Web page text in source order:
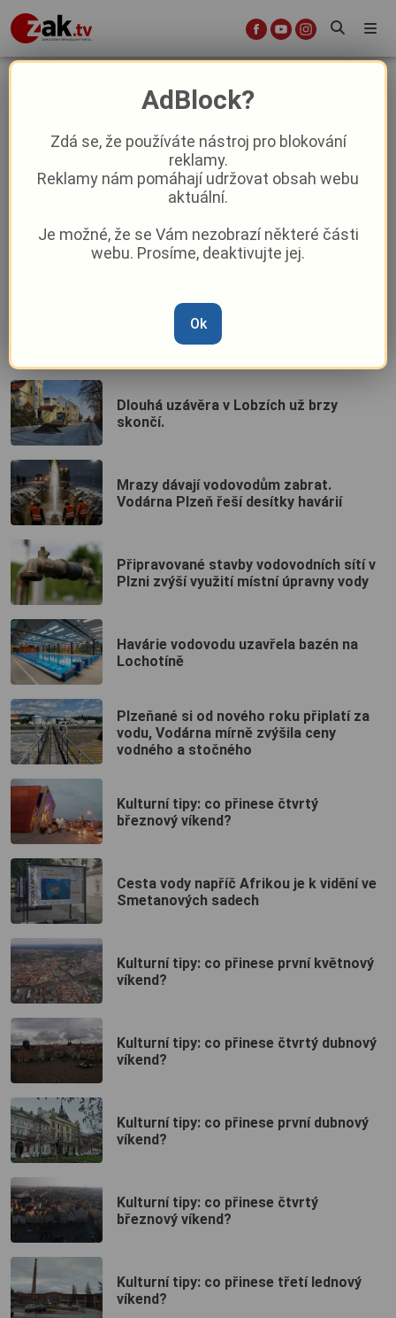
Vodárna Plzeň
Omezte zalévání, žádá Vodárna Plzeň.
Kvůli suchu a horku hrozí pokles tlaku
vody
Řidiči i MHD se vrací na Rolnické
náměstí. Stavbu komplikoval pramen
Rybaření s hvězdou a michelinské
menu: Vodárna Plzeň chystá Den
Dlouhá uzávěra v Lobzích už brzy
skončí.
Mrazy dávají vodovodům zabrat.
Vodárna Plzeň řeší desítky havárií
Připravované stavby vodovodních sítí v
Plzni zvýší využití místní úpravny vody
Havárie vodovodu uzavřela bazén na
Lochotíně
Plzeňané si od nového roku připlatí za
vodu, Vodárna mírně zvýšila ceny
vodného a stočného
Kulturní tipy: co přinese čtvrtý
březnový víkend?
Cesta vody napříč Afrikou je k vidění ve
Smetanových sadech
Kulturní tipy: co přinese první květnový
víkend?
Kulturní tipy: co přinese čtvrtý dubnový
víkend?
Kulturní tipy: co přinese první dubnový
víkend?
Kulturní tipy: co přinese čtvrtý
březnový víkend?
Kulturní tipy: co přinese třetí lednový
víkend?
AdBlock?
Zdá se, že používáte nástroj pro blokování
reklamy.
Reklamy nám pomáhají udržovat obsah webu
aktuální.
Je možné, že se Vám nezobrazí některé části
webu. Prosíme, deaktivujte jej.
Ok